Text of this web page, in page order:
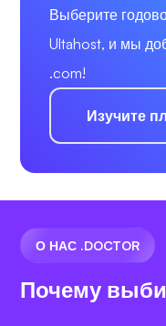
Выберите
Ultahost, и мы
.com!
Изучите
О НАС .DOCTOR
Почему